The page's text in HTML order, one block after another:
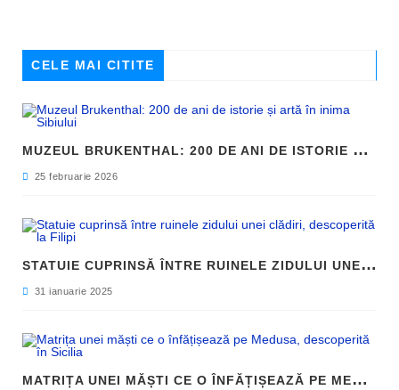
CELE MAI CITITE
M
UZEUL BRUKENTHAL: 200 DE ANI DE ISTORIE ȘI ARTĂ ÎN INIMA SIBIULUI
25 februarie 2026
S
TATUIE CUPRINSĂ ÎNTRE RUINELE ZIDULUI UNEI CLĂDIRI, DESCOPERITĂ LA FILIPI
31 ianuarie 2025
M
ATRIȚA UNEI MĂȘTI CE O ÎNFĂȚIȘEAZĂ PE MEDUSA, DESCOPERITĂ ÎN SICILIA